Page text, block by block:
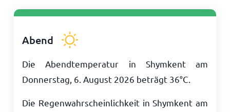
Abend
Die Abendtemperatur in Shymkent am
Donnerstag, 6. August 2026 beträgt 36°C
Die Regenwahrscheinlichkeit in Shymkent am